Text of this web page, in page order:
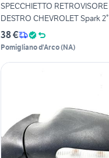
SPECCHIETTO RETROVISORE
DESTRO CHEVROLET Spark 2°
38 €
Pomigliano d'Arco(NA)